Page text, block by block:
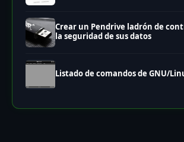
Crear un Pendrive ladrón de
la seguridad de sus datos
Listado de comandos de GNU/